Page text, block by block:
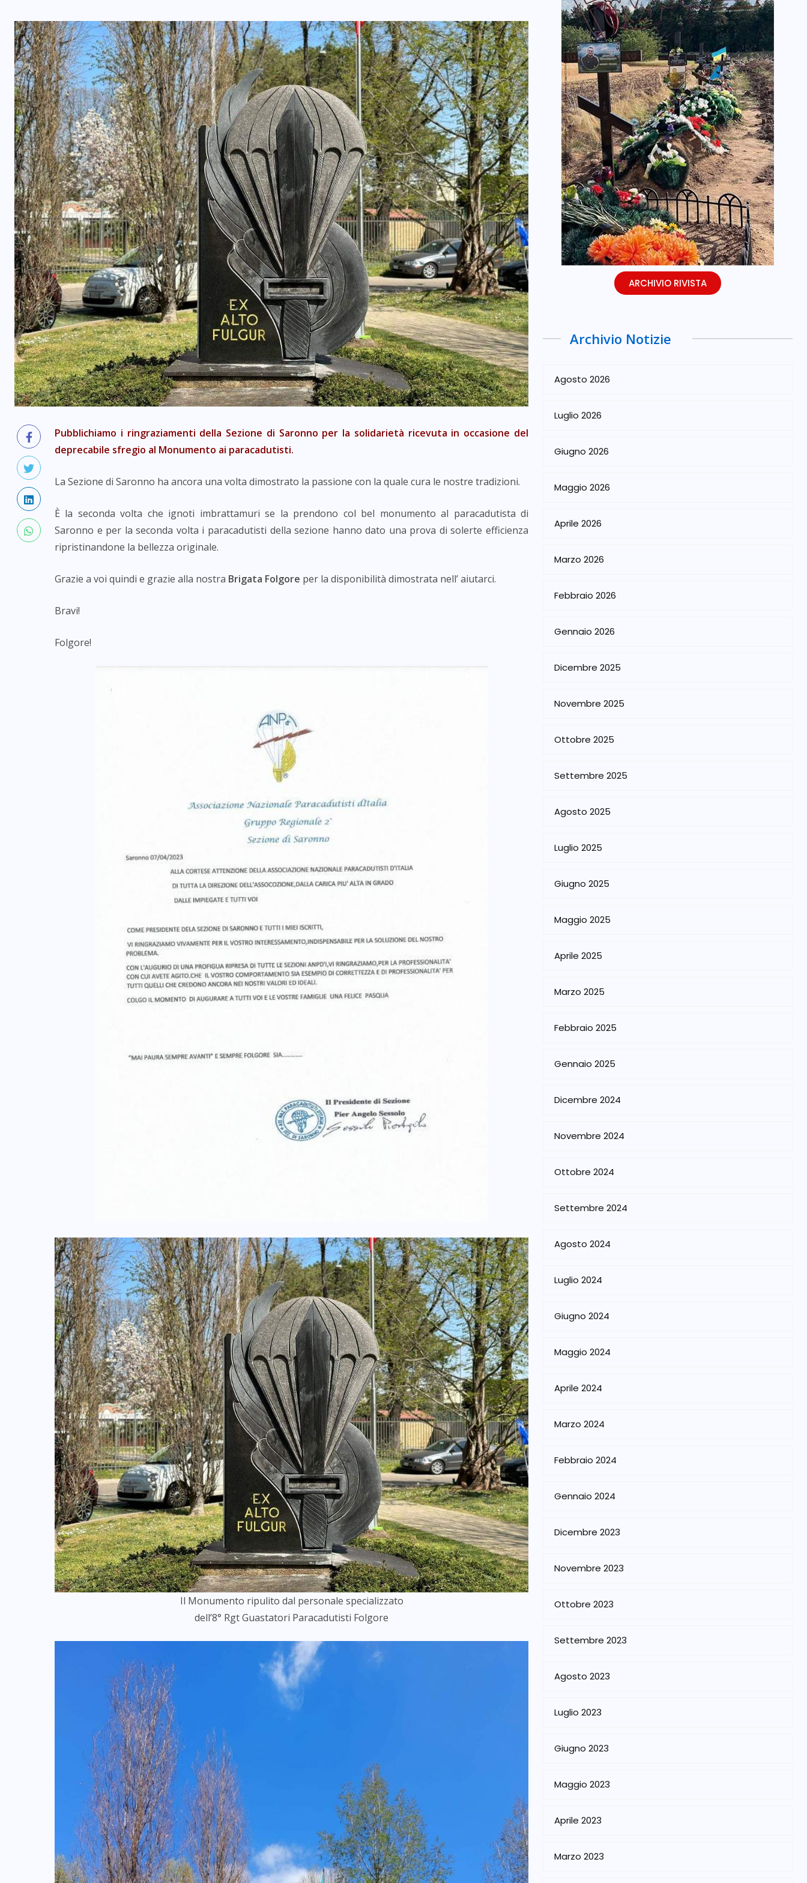
Pubblichiamo i ringraziamenti della Sezione di Saronno per la solidarietà ricevuta in occasione del
deprecabile sfregio al Monumento ai paracadutisti.
La Sezione di Saronno ha ancora una volta dimostrato la passione con la quale cura le nostre tradizioni.
È la seconda volta che ignoti imbrattamuri se la prendono col bel monumento al paracadutista di
Saronno e per la seconda volta i paracadutisti della sezione hanno dato una prova di solerte efficienza
ripristinandone la bellezza originale.
Grazie a voi quindi e grazie alla nostra Brigata Folgore per la disponibilità dimostrata nell’ aiutarci.
Bravi!
Folgore!
Il Monumento ripulito dal personale specializzato
dell’8° Rgt Guastatori Paracadutisti Folgore
ARCHIVIO RIVISTA
Archivio Notizie
Agosto 2026
Luglio 2026
Giugno 2026
Maggio 2026
Aprile 2026
Marzo 2026
Febbraio 2026
Gennaio 2026
Dicembre 2025
Novembre 2025
Ottobre 2025
Settembre 2025
Agosto 2025
Luglio 2025
Giugno 2025
Maggio 2025
Aprile 2025
Marzo 2025
Febbraio 2025
Gennaio 2025
Dicembre 2024
Novembre 2024
Ottobre 2024
Settembre 2024
Agosto 2024
Luglio 2024
Giugno 2024
Maggio 2024
Aprile 2024
Marzo 2024
Febbraio 2024
Gennaio 2024
Dicembre 2023
Novembre 2023
Ottobre 2023
Settembre 2023
Agosto 2023
Luglio 2023
Giugno 2023
Maggio 2023
Aprile 2023
Marzo 2023